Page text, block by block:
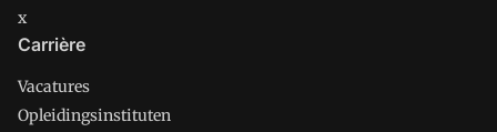
x
Carrière
Vacatures
Opleidingsinstituten